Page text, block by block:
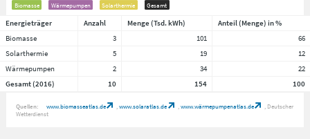
Biomasse Wärmepumpen Solarthermie Gesamt
Energieträger Anzahl Menge (Tsd. kWh)
Anteil (Menge) in %
Biomasse
3 101
66
Solarthermie
5 19
12
Wärmepumpen
2 34
22
Gesamt (2016)
10 154 100
Quellen: www.biomasseatlas.de www.solaratlas.de www.wärmepumpenatlas.de
Deutscher
Wetterdienst